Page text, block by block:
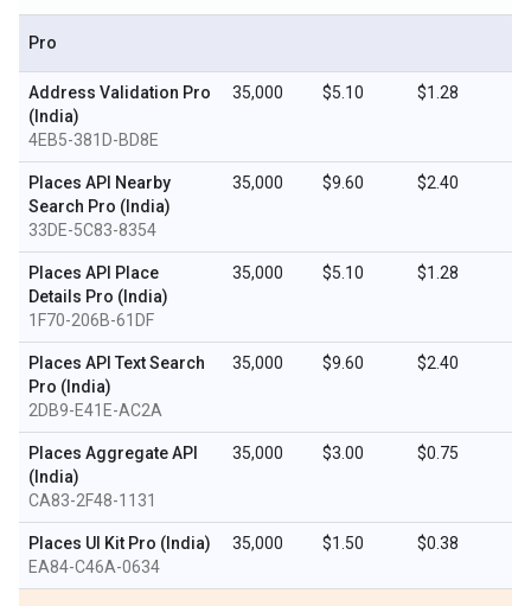
Pro
Address Validation Pro
(India)
4EB5-381D-BD8E
35,000 $5.10 $1.28
Places API Nearby
Search Pro (India)
33DE-5C83-8354
35,000 $9.60 $2.40
Places API Place
Details Pro (India)
1F70-206B-61DF
35,000 $5.10 $1.28
Places API Text Search
Pro (India)
2DB9-E41E-AC2A
35,000 $9.60 $2.40
Places Aggregate API
(India)
CA83-2F48-1131
35,000 $3.00 $0.75
Places UI Kit Pro (India)
EA84-C46A-0634
35,000 $1.50 $0.38